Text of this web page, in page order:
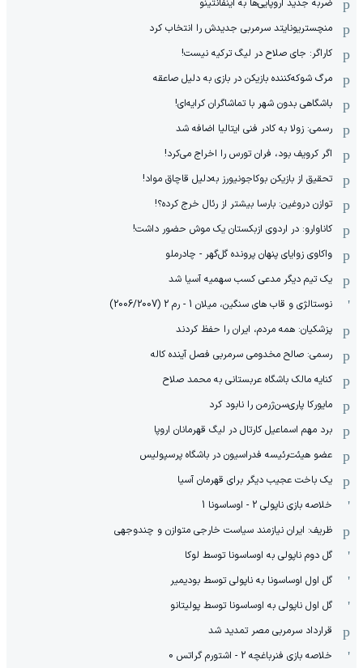
ضربه جدید اروپایی‌ها به اینفانتینو
منچستریونایتد سرمربی جدیدش را انتخاب کرد
کاراگر: جای صلاح در لیگ ترکیه نیست!
مرگ شوکه‌کننده بازیکن در بازی به دلیل صاعقه
باشگاهی بدون شهر با تماشاگران کرایه‌ای!
رسمی: زولا به کادر فنی ایتالیا اضافه شد
اگر کرویف بود، فران تورس را اخراج می‌کرد!
تحقیق از بازیکن بوکاجونیورز به‌دلیل قاچاق مواد!
توازن دروغین: بارسا بیشتر از رئال خرج کرده؟!
کاناوارو: در اردوی ازبکستان یک موش حضور داشت!
واکاوی زوایای پنهان پرونده گل‌گهر - چادرملو
یک تیم دیگر مدعی کسب سهمیه آسیا شد
نوستالژی و قاب های سنگین، میلان 1 - رم 2 (2006/2007)
پزشکیان: همه مردم، ایران را حفظ کردند
رسمی: صالح مخدومی سرمربی فصل آینده کاله
کنایه مالک باشگاه عربستانی به محمد صلاح
مایورکا پاری‌سن‌ژرمن را نابود کرد
برد مهم اسماعیل کارتال در لیگ قهرمانان اروپا
عضو هیئت‌رئیسه فدراسیون در باشگاه پرسپولیس
یک باخت عجیب دیگر برای قهرمان آسیا
خلاصه بازی ناپولی 2 - اوساسونا 1
ظریف: ایران نیازمند سیاست خارجی متوازن و چندوجهی
گل دوم ناپولی به اوساسونا توسط لوکا
گل اول اوساسونا به ناپولی توسط بودیمیر
گل اول ناپولی به اوساسونا توسط پولیتانو
قرارداد سرمربی مصر تمدید شد
خلاصه بازی فنرباغچه 2 - اشتورم گراتس 0